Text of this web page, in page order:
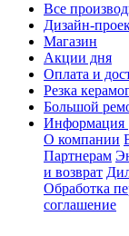
Все
Дизайн-
Магазин
Акции дня
Оплата и
Резка
Большой
Информация
О компании
Партнерам
и возврат
Обработка
соглашение